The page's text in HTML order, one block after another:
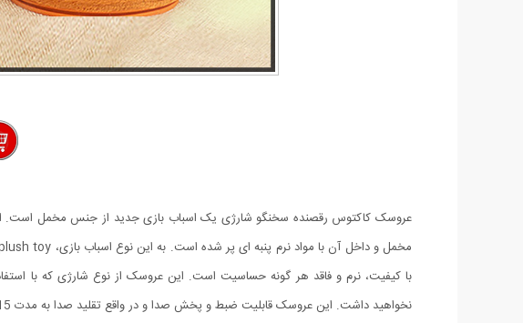
نخواهید داشت. این عروسک قابلیت ضبط و پخش صدا و در واقع تقلید صدا به مدت 15 ثانیه را دارد. می توانید برای این عروسک لباس دلخواه خود را طراحی کنید و قیافه آن را مطابق با سلیقه خود درست کنید.